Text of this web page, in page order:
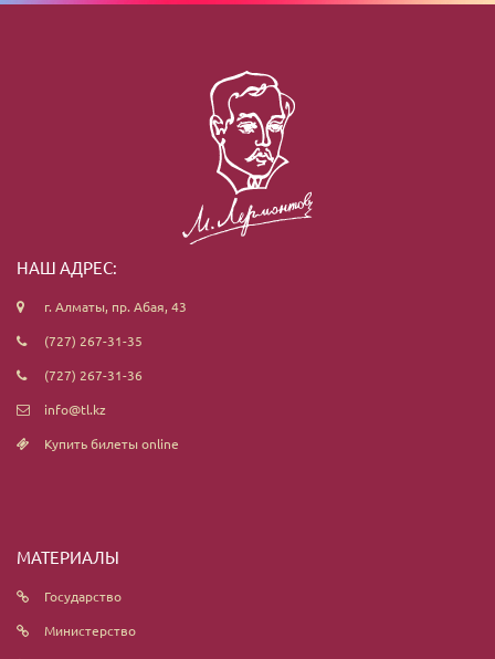
НАШ АДРЕС:
г. Алматы, пр. Абая, 43
(727) 267-31-35
(727) 267-31-36
info@tl.kz
Купить билеты online
МАТЕРИАЛЫ
Государство
Министерство